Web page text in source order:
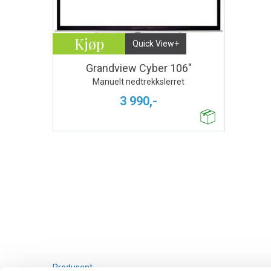
Kjøp Quick View+
Grandview Cyber 106"
Manuelt nedtrekkslerret
3 990,-
Produsent